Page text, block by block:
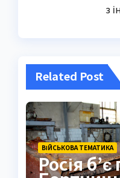
з
Related Post
ВІЙСЬКОВА ТЕМАТИКА
Росія б’є